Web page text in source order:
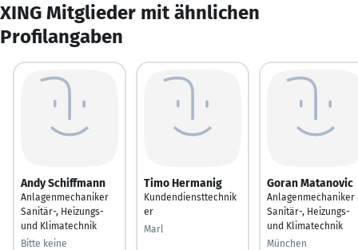
XING Mitglieder mit ähnlichen
Profilangaben
Andy Schiffmann
Anlagenmechaniker
Sanitär-, Heizungs-
und Klimatechnik
Bitte keine
Timo Hermanig
Kundendiensttechnik
er
Marl
Goran Matanovic
Anlagenmechaniker
Sanitär-, Heizungs-
und Klimatechnik
München